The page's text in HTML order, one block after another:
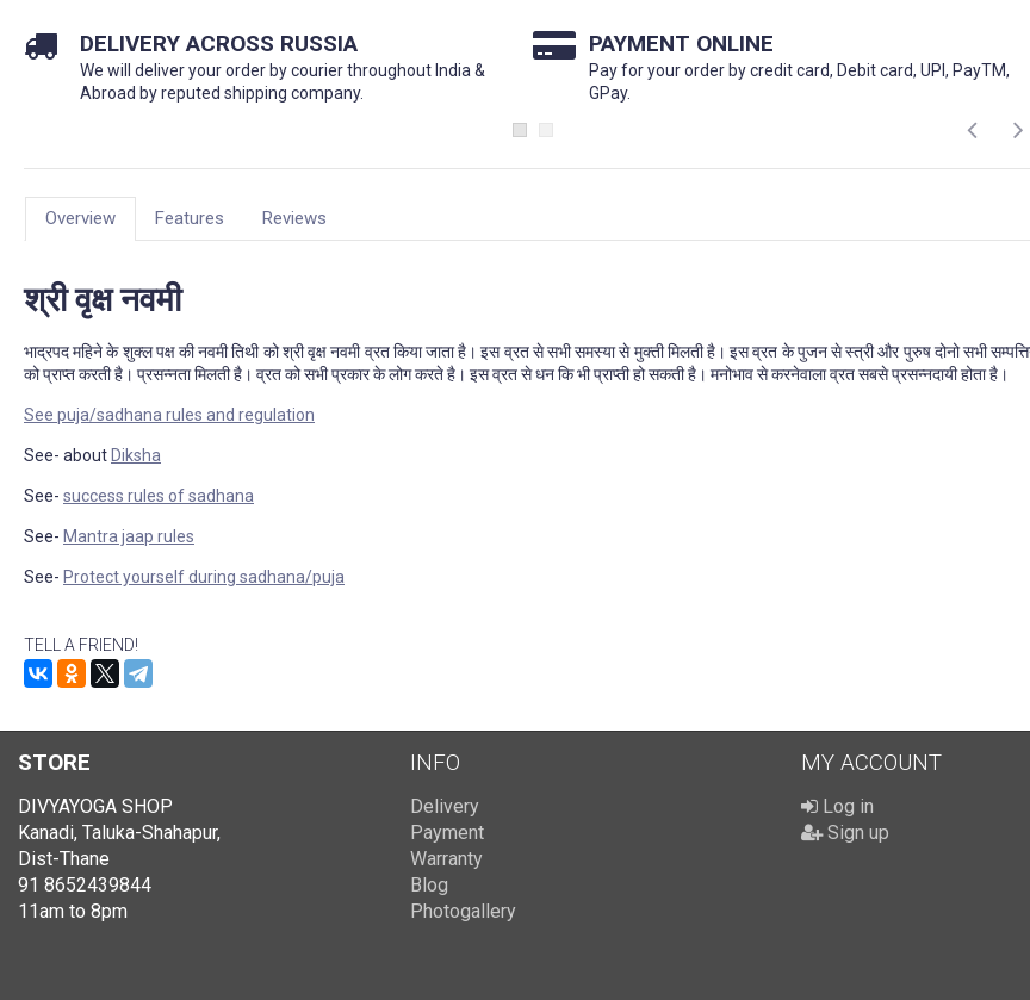
DELIVERY ACROSS RUSSIA
We will deliver your order by courier throughout India &
Abroad by reputed shipping company.
PAYMENT ONLINE
Pay for your order by credit card, Debit card, UPI, PayTM,
GPay.
Overview Features Reviews
श्री वृक्ष नवमी
भाद्रपद महिने के शुक्ल पक्ष की नवमी तिथी को श्री वृक्ष नवमी व्रत किया जाता है। इस व्रत से सभी समस्या से मुक्ती मिलती है। इस व्रत के पुजन से स्त्री और पुरुष दोनो सभी
को प्राप्त करती है। प्रसन्नता मिलती है। व्रत को सभी प्रकार के लोग करते है। इस व्रत से धन कि भी प्राप्ती हो सकती है। मनोभाव से करनेवाला व्रत सबसे प्रसन्नदायी होता है।
See puja/sadhana rules and regulation
See- about Diksha
See- success rules of sadhana
See- Mantra jaap rules
See- Protect yourself during sadhana/puja
TELL A FRIEND!
STORE
DIVYAYOGA SHOP
Kanadi, Taluka-Shahapur,
Dist-Thane
91 8652439844
11am to 8pm
INFO
Delivery
Payment
Warranty
Blog
Photogallery
MY ACCOUNT
Log in
Sign up